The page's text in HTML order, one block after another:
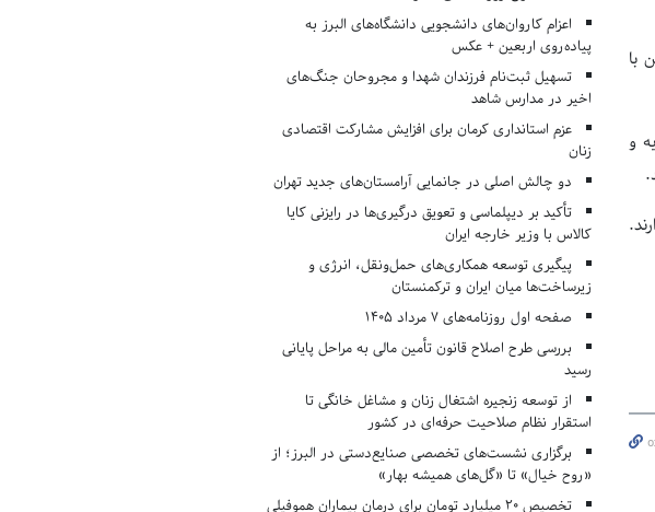
با
تجزیه و
اعزام کاروان‌های دانشجویی دانشگاه‌های البرز به
پیاده‌روی اربعین + عکس
تسهیل ثبت‌نام فرزندان شهدا و مجروحان جنگ‌های
اخیر در مدارس شاهد
عزم استانداری کرمان برای افزایش مشارکت اقتصادی
زنان
دو چالش اصلی در جانمایی آرامستان‌های جدید تهران
تأکید بر دیپلماسی و تعویق درگیری‌ها در رایزنی کایا
کالاس با وزیر خارجه ایران
پیگیری توسعه همکاری‌های حمل‌ونقل، انرژی و
زیرساخت‌ها میان ایران و ترکمنستان
صفحه اول روزنامه‌های 7 مرداد 1405
بررسی طرح اصلاح قانون تأمین مالی به مراحل پایانی
رسید
از توسعه زنجیره اشتغال زنان و مشاغل خانگی تا
استقرار نظام صلاحیت حرفه‌ای در کشور
برگزاری نشست‌های تخصصی صنایع‌دستی در البرز؛ از
«روح خیال» تا «گل‌های همیشه بهار»
تخصیص ۲۰ میلیارد تومان برای درمان بیماران هموفیلی